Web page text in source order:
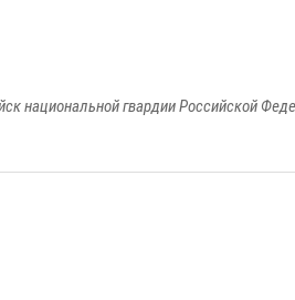
национальной гвардии Российской